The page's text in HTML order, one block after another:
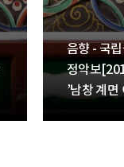
음향 - 국
정악보
’남창 계